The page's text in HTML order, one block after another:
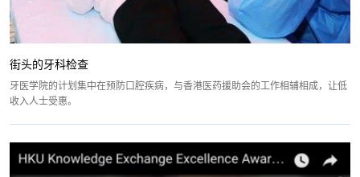
街头的牙科检查
牙医学院的计划集中在预防口腔疾病，与香港医药援助会的工作相辅相成，让低
收入人士受惠。